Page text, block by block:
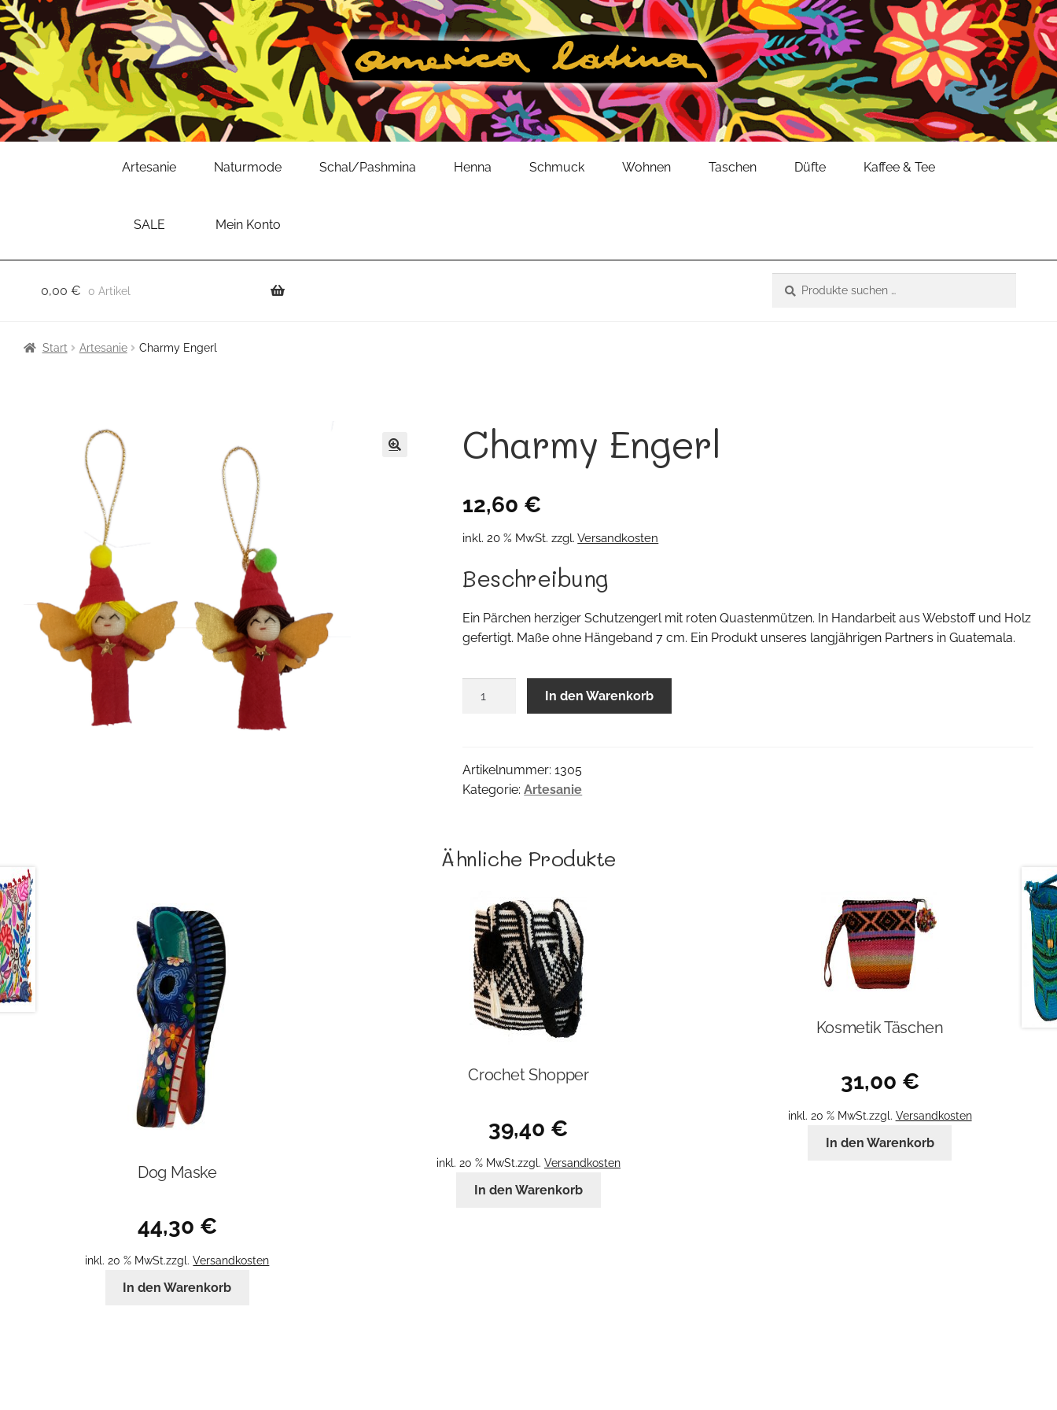
Artesanie Naturmode Schal/Pashmina Henna Schmuck Wohnen Taschen Düfte Kaffee & Tee
SALE Mein Konto
0,00 € 0 Artikel
nach:
Start Artesanie Charmy Engerl
Charmy Engerl
12,60 €
inkl. 20 % MwSt. zzgl.Versandkosten
Beschreibung
Ein Pärchen herziger Schutzengerl mit roten Quastenmützen. In Handarbeit aus Webstoff und Holz
gefertigt. Maße ohne Hängeband 7 cm. Ein Produkt unseres langjährigen Partners in Guatemala.
In den Warenkorb
Artikelnummer:1305
Kategorie:Artesanie
Ähnliche Produkte
Dog Maske
44,30 €
inkl. 20 % MwSt.zzgl.Versandkosten
In den Warenkorb
Crochet Shopper
39,40 €
inkl. 20 % MwSt.zzgl. Versandkosten
In den Warenkorb
Kosmetik Täschen
31,00 €
inkl. 20 % MwSt.zzgl. Versandkosten
In den Warenkorb